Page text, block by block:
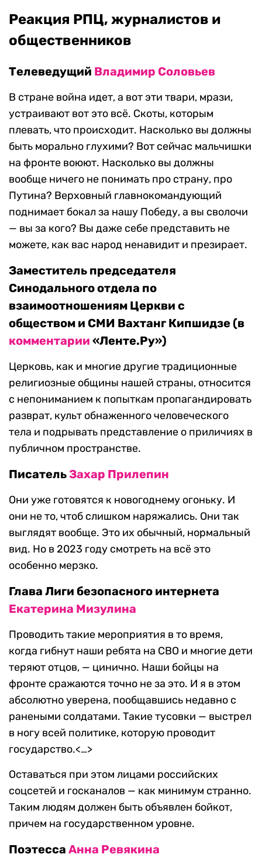
Реакция РПЦ, журналистов и
общественников
Телеведущий Владимир Соловьев
В стране война идет, а вот эти твари, мрази,
устраивают вот это всё. Скоты, которым
плевать, что происходит. Насколько вы должны
быть морально глухими? Вот сейчас мальчишки
на фронте воюют. Насколько вы должны
вообще ничего не понимать про страну, про
Путина? Верховный главнокомандующий
поднимает бокал за нашу Победу, а вы сволочи
— вы за кого? Вы даже себе представить не
можете, как вас народ ненавидит и презирает.
Заместитель председателя
Синодального отдела по
взаимоотношениям Церкви с
обществом и СМИ Вахтанг Кипшидзе (в
комментарии «Ленте.Ру»)
Церковь, как и многие другие традиционные
религиозные общины нашей страны, относится
с непониманием к попыткам пропагандировать
разврат, культ обнаженного человеческого
тела и подрывать представление о приличиях в
публичном пространстве.
ПисательЗахар Прилепин
Они уже готовятся к новогоднему огоньку. И
они не то, чтоб слишком наряжались. Они так
выглядят вообще. Это их обычный, нормальный
вид. Но в 2023 году смотреть на всё это
особенно мерзко.
Глава Лиги безопасного интернета
Екатерина Мизулина
Проводить такие мероприятия в то время,
когда гибнут наши ребята на СВО и многие дети
теряют отцов, — цинично. Наши бойцы на
фронте сражаются точно не за это. И я в этом
абсолютно уверена, пообщавшись недавно с
ранеными солдатами. Такие тусовки — выстрел
в ногу всей политике, которую проводит
государство.<…>
Оставаться при этом лицами российских
соцсетей и госканалов — как минимум странно.
Таким людям должен быть объявлен бойкот,
причем на государственном уровне.
Поэтесса Анна Ревякина